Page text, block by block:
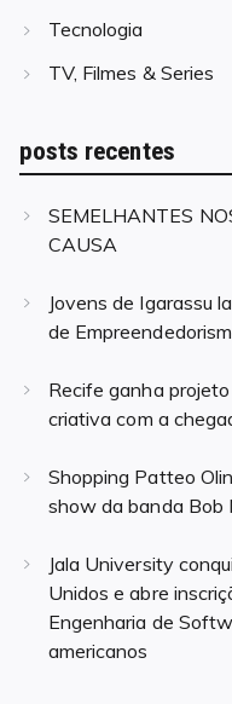
Tecnologia
TV, Filmes & Series
posts recentes
SEMELHANTES
CAUSA
Jovens de Igarassu
de
Recife ganha
criativa com a
Shopping Patteo
show da banda Bob
Jala University
Unidos e abre
Engenharia de
americanos